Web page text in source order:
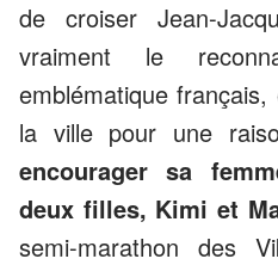
de croiser Jean-
vraiment le
emblématique
la ville pour une
encourager sa
deux filles, Kimi et
semi-marathon des